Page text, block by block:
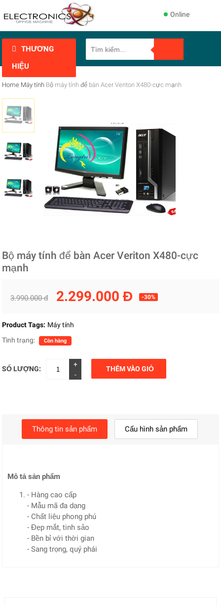
Online
THƯƠNG
HIỆU
Home Máy tính Bộ máy tính để bàn Acer Veriton X480-cực mạnh
Bộ máy tính để bàn Acer Veriton X480-cực
mạnh
3.990.000 đ 2.299.000 Đ -30%
Product Tags: Máy tính
Tình trạng:
Còn hàng
SỐ LƯỢNG:
+
-
THÊM VÀO GIỎ
Thông tin sản phẩm Cấu hình sản phẩm
Mô tả sản phẩm
- Hàng cao cấp
- Mẫu mã đa dạng
- Chất liệu phong phú
- Đẹp mắt, tinh sảo
- Bền bỉ với thời gian
- Sang trọng, quý phái